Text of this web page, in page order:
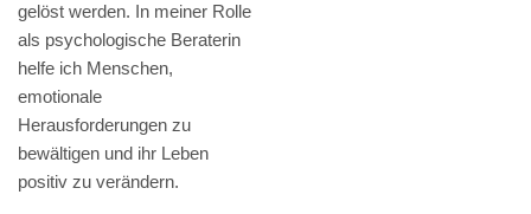
gelöst werden. In meiner Rolle
als psychologische Beraterin
helfe ich Menschen,
emotionale
Herausforderungen zu
bewältigen und ihr Leben
positiv zu verändern.